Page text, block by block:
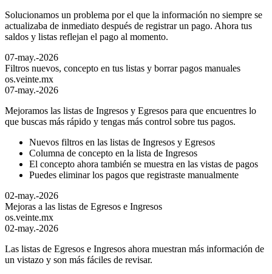
Solucionamos un problema por el que la información no siempre se
actualizaba de inmediato después de registrar un pago. Ahora tus
saldos y listas reflejan el pago al momento.
07-may.-2026
Filtros nuevos, concepto en tus listas y borrar pagos manuales
os.veinte.mx
07-may.-2026
Mejoramos las listas de Ingresos y Egresos para que encuentres lo
que buscas más rápido y tengas más control sobre tus pagos.
Nuevos filtros en las listas de Ingresos y Egresos
Columna de concepto en la lista de Ingresos
El concepto ahora también se muestra en las vistas de pagos
Puedes eliminar los pagos que registraste manualmente
02-may.-2026
Mejoras a las listas de Egresos e Ingresos
os.veinte.mx
02-may.-2026
Las listas de Egresos e Ingresos ahora muestran más información de
un vistazo y son más fáciles de revisar.